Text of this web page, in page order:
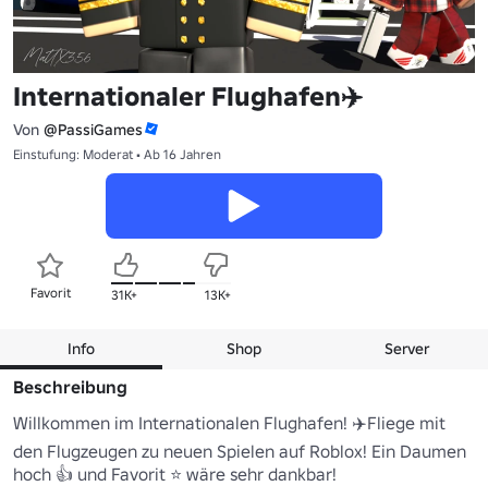
Internationaler Flughafen✈️
Von @PassiGames
Einstufung: Moderat • Ab 16 Jahren
Favorit 31K+ 13K+
Info Shop Server
Beschreibung
Willkommen im Internationalen Flughafen! ✈️Fliege mit
den Flugzeugen zu neuen Spielen auf Roblox! Ein Daumen
hoch 👍 und Favorit ⭐ wäre sehr dankbar!